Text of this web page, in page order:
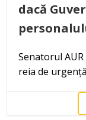
dacă
Senatorul
reia de